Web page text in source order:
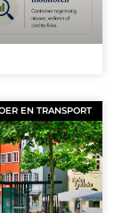
EN TRANSPORT